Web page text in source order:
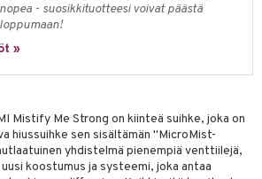
nopea - suosikkituotteesi voivat päästä
loppumaan!
»
Mistify Me Strong on kiinteä suihke, joka on
hiussuihke sen sisältämän "MicroMist-
yhdistelmä pienempiä venttiilejä,
koostumus ja systeemi, joka antaa